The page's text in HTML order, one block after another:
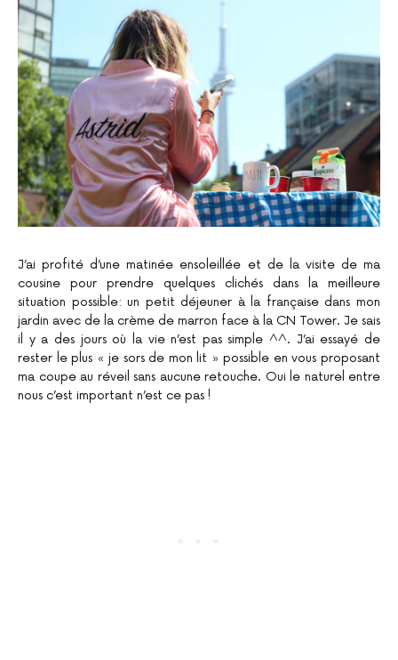
J’ai profité d’une matinée ensoleillée et de la visite de ma
cousine pour prendre quelques clichés dans la meilleure
situation possible: un petit déjeuner à la française dans mon
jardin avec de la crème de marron face à la CN Tower. Je sais
il y a des jours où la vie n’est pas simple ^^. J’ai essayé de
rester le plus « je sors de mon lit » possible en vous proposant
ma coupe au réveil sans aucune retouche. Oui le naturel entre
nous c’est important n’est ce pas !